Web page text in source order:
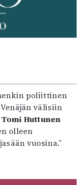
poliittinen
välisiin
Tomi Huttunen
olleen
vuosina.”